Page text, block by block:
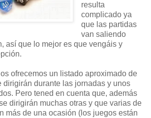
resulta
complicado ya
que las partidas
van saliendo
así que lo mejor es que vengáis y
ofrecemos un listado aproximado de
dirigirán durante las jornadas y unos
Pero tened en cuenta que, además
dirigirán muchas otras y que varias de
más de una ocasión (los juegos están